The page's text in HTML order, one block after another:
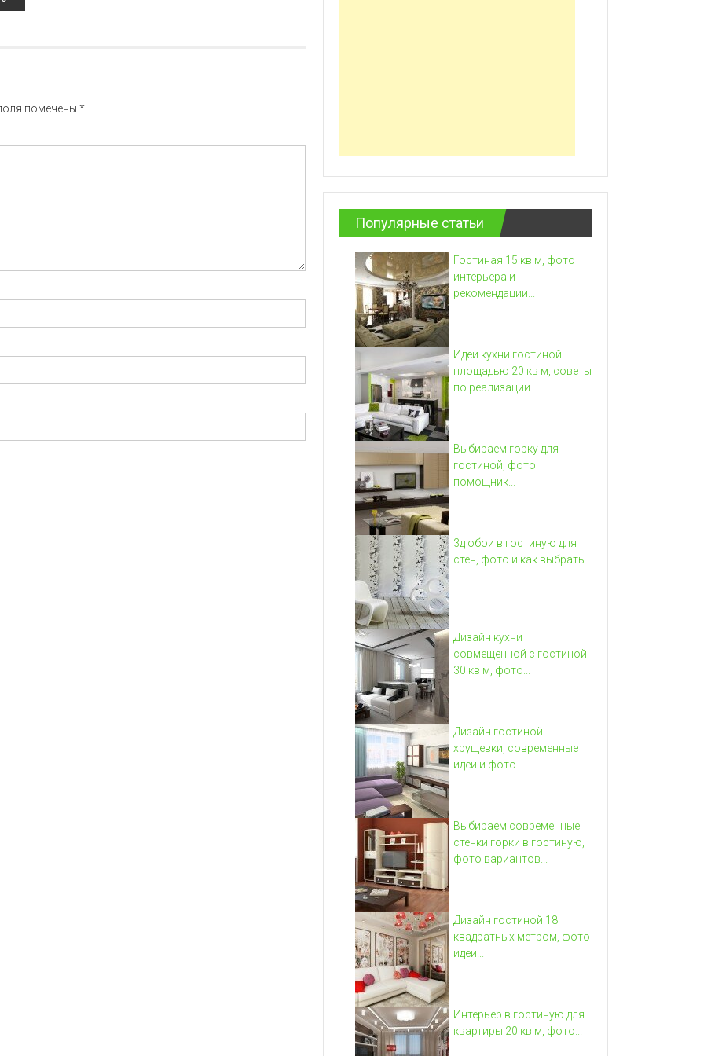
помечены *
Популярные статьи
Гостиная 15 кв м, фото
интерьера и
рекомендации...
Идеи кухни гостиной
площадью 20 кв м, советы
по реализации...
Выбираем горку для
гостиной, фото
помощник...
3д обои в гостиную для
стен, фото и как выбрать...
Дизайн кухни
совмещенной с гостиной
30 кв м, фото...
Дизайн гостиной
хрущевки, современные
идеи и фото...
Выбираем современные
стенки горки в гостиную,
фото вариантов...
Дизайн гостиной 18
квадратных метром, фото
идеи...
Интерьер в гостиную для
квартиры 20 кв м, фото...